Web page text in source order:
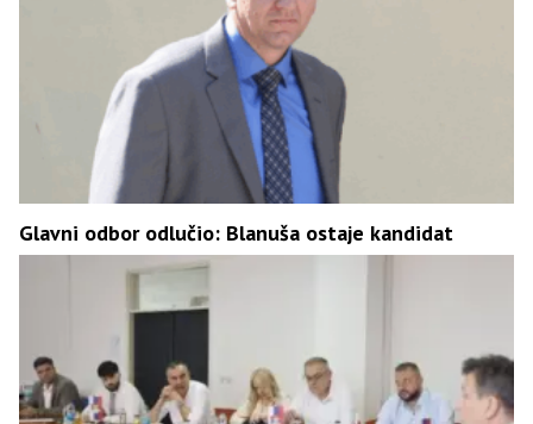
Glavni odbor odlučio: Blanuša ostaje kandidat